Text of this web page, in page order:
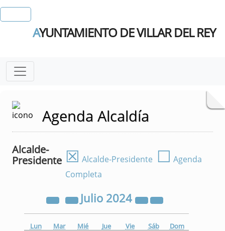
AYUNTAMIENTO DE VILLAR DEL REY
Agenda Alcaldía
Alcalde-
Presidente ☒ Alcalde-Presidente ☐ Agenda
Completa
Julio 2024
Lun Mar Mié Jue Vie Sáb Dom